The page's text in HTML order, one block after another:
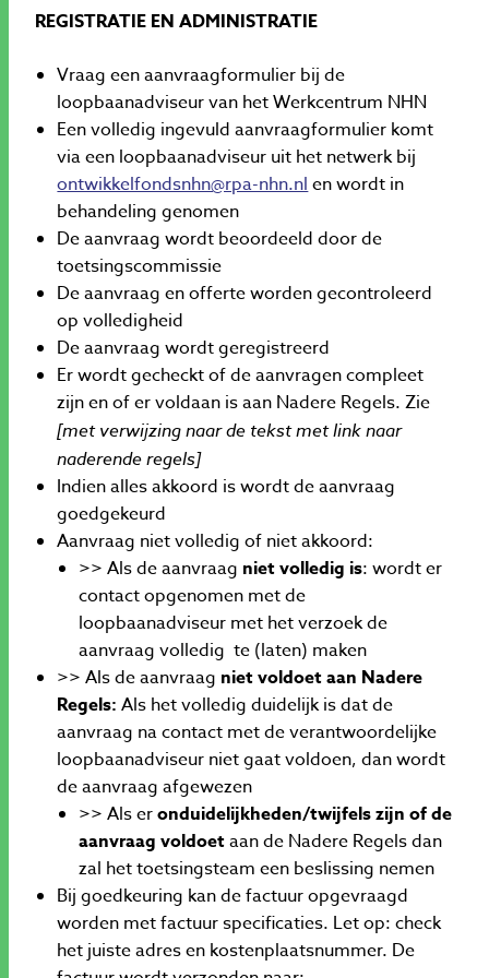
REGISTRATIE EN ADMINISTRATIE
Vraag een aanvraagformulier bij de
loopbaanadviseur van het Werkcentrum NHN
Een volledig ingevuld aanvraagformulier komt
via een loopbaanadviseur uit het netwerk bij
ontwikkelfondsnhn@rpa-nhn.nlen wordt in
behandeling genomen
De aanvraag wordt beoordeeld door de
toetsingscommissie
De aanvraag en offerte worden gecontroleerd
op volledigheid
De aanvraag wordt geregistreerd
Er wordt gecheckt of de aanvragen compleet
zijn en of er voldaan is aan Nadere Regels. Zie
[met verwijzing naar de tekst met link naar
naderende regels]
Indien alles akkoord is wordt de aanvraag
goedgekeurd
Aanvraag niet volledig of niet akkoord:
>>Als de aanvraag niet volledig is: wordt er
contact opgenomen met de
loopbaanadviseur met het verzoek de
aanvraag volledig te (laten) maken
>>Als de aanvraag niet voldoet aan Nadere
Regels: Als het volledig duidelijk is dat de
aanvraag na contact met de verantwoordelijke
loopbaanadviseur niet gaat voldoen, dan wordt
de aanvraag afgewezen
>> Als eronduidelijkheden/twijfels zijn of de
aanvraag voldoetaan de Nadere Regels dan
zal het toetsingsteam een beslissing nemen
Bij goedkeuring kan de factuur opgevraagd
worden met factuur specificaties. Let op: check
het juiste adres en kostenplaatsnummer. De